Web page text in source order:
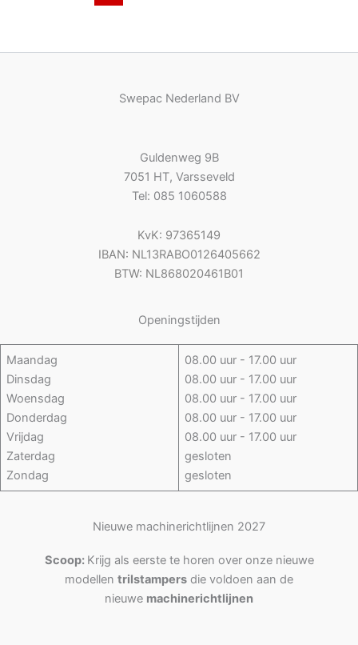
Swepac Nederland BV
Guldenweg 9B
7051 HT, Varsseveld
Tel: 085 1060588
KvK: 97365149
IBAN: NL13RABO0126405662
BTW: NL868020461B01
Openingstijden
Maandag
Dinsdag
Woensdag
Donderdag
Vrijdag
Zaterdag
Zondag
08.00 uur - 17.00 uur
08.00 uur - 17.00 uur
08.00 uur - 17.00 uur
08.00 uur - 17.00 uur
08.00 uur - 17.00 uur
gesloten
gesloten
Nieuwe machinerichtlijnen 2027
Scoop: Krijg als eerste te horen over onze nieuwe
modellen trilstampers die voldoen aan de
nieuwe machinerichtlijnen